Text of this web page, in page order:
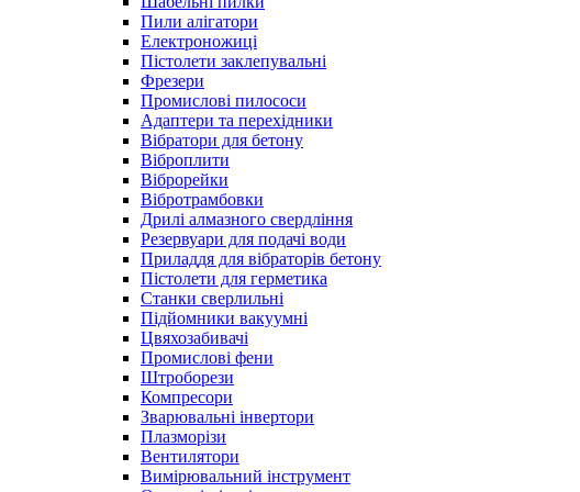
Пили алігатори
Електроножиці
Пістолети заклепувальні
Фрезери
Промислові пилососи
Адаптери та перехідники
Вібратори для бетону
Віброплити
Віброрейки
Вібротрамбовки
Дрилі алмазного свердління
Резервуари для подачі води
Приладдя для вібраторів бетону
Пістолети для герметика
Станки сверлильні
Підйомники вакуумні
Цвяхозабивачі
Промислові фени
Штроборези
Компресори
Зварювальні інвертори
Плазморізи
Вентилятори
Вимірювальний інструмент